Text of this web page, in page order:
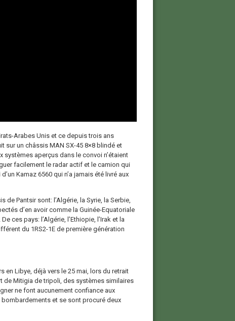
Arabes Unis et ce depuis trois ans
sur un châssis MAN SX-45 8×8 blindé et
systèmes aperçus dans le convoi n’étaient
facilement le radar actif et le camion qui
Kamaz 6560 qui n’a jamais été livré aux
Pantsir sont: l’Algérie, la Syrie, la Serbie,
d’en avoir comme la Guinée-Equatoriale
ces pays: l’Algérie, l’Ethiopie, l’Irak et la
du 1RS2-1E de première génération
en Libye, déjà vers le 25 mai, lors du retrait
de Mitigia de tripoli, des systèmes similaires
ne font aucunement confiance aux
et se sont procuré deux